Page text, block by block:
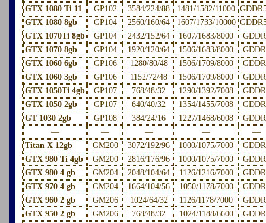
GTX 1080 Ti 11
GP102 3584/224/88 1481/1582/11000
GTX 1080 8gb
GP104 2560/160/64 1607/1733/10000
GTX 1070Ti 8gb
GP104 2432/152/64 1607/1683/8000
GTX 1070 8gb
GP104 1920/120/64 1506/1683/8000
GTX 1060 6gb
GP106 1280/80/48 1506/1709/8000
GTX 1060 3gb
GP106 1152/72/48 1506/1709/8000
GTX 1050Ti 4gb
GP107 768/48/32 1290/1392/7008
GTX 1050 2gb
GP107 640/40/32 1354/1455/7008
GT 1030 2gb
GP108 384/24/16 1227/1468/6008
—
— — —
—
Titan X 12gb
GM200 3072/192/96 1000/1075/7000
GTX 980 Ti 4gb
GM200 2816/176/96 1000/1075/7000
GTX 980 4 gb
GM204 2048/104/64 1126/1216/7000
GTX 970 4 gb
GM204 1664/104/56 1050/1178/7000
GTX 960 2 gb
GM206 1024/64/32 1126/1178/7000
GTX 950 2 gb
GM206 768/48/32 1024/1188/6600